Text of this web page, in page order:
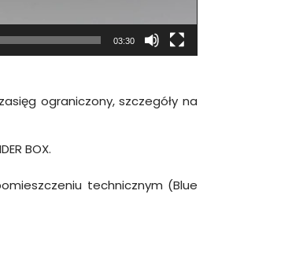
03:30
ograniczony, szczegóły na
BOX.
technicznym (Blue